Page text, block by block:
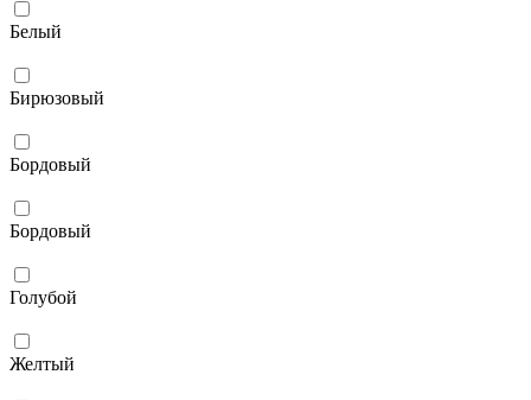
Белый
Бирюзовый
Бордовый
Бордовый
Голубой
Желтый